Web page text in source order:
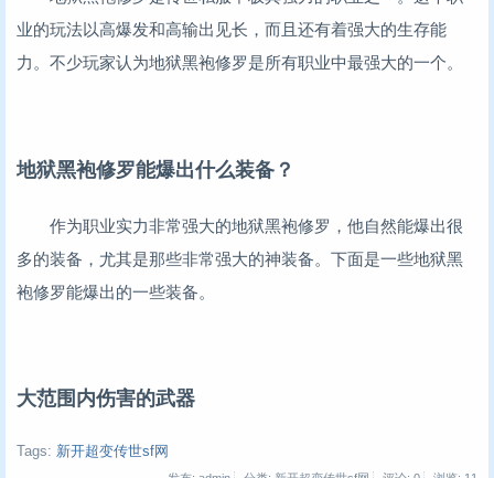
业的玩法以高爆发和高输出见长，而且还有着强大的生存能
力。不少玩家认为地狱黑袍修罗是所有职业中最强大的一个。
地狱黑袍修罗能爆出什么装备？
作为职业实力非常强大的地狱黑袍修罗，他自然能爆出很
多的装备，尤其是那些非常强大的神装备。下面是一些地狱黑
袍修罗能爆出的一些装备。
大范围内伤害的武器
Tags: 新开超变传世sf网